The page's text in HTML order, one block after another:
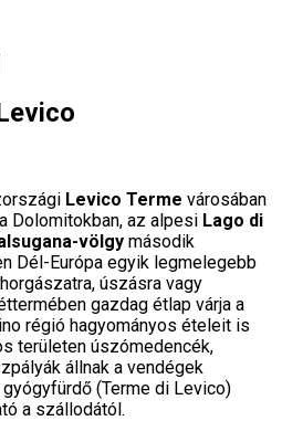
Levico Terme városában
Dolomitokban, az alpesi Lago di
völgy második
Dél-Európa egyik legmelegebb
úszásra vagy
gazdag étlap várja a
régió hagyományos ételeit is
területen úszómedencék,
állnak a vendégek
(Terme di Levico)
a szállodától.